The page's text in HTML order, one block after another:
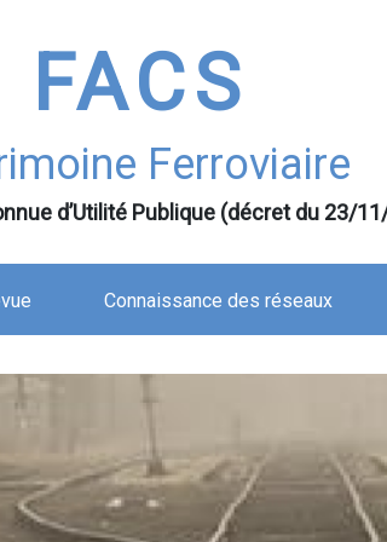
FACS
Ferroviaire
d’Utilité Publique (décret du 23/
Connaissance des réseaux